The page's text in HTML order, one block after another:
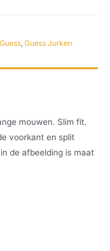
Guess, Guess Jurken
mouwen. Slim fit.
voorkant en split
de afbeelding is maat